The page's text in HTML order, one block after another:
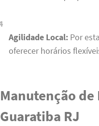
Agilidade Local: Por
oferecer horários
Manutenção
Guaratiba RJ